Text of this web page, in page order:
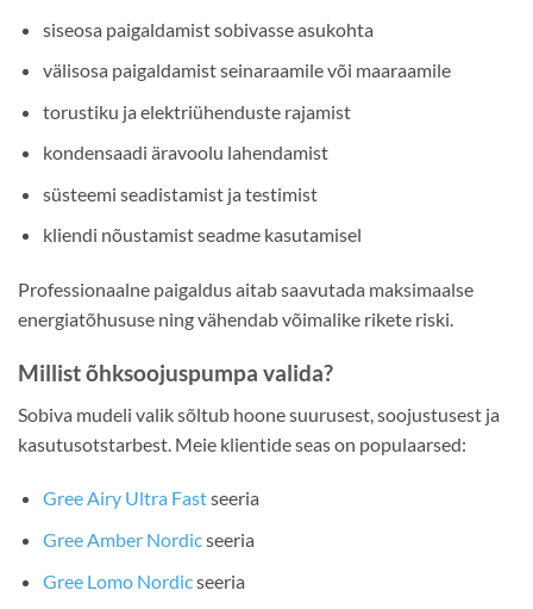
siseosa paigaldamist sobivasse asukohta
välisosa paigaldamist seinaraamile või maaraamile
torustiku ja elektriühenduste rajamist
kondensaadi äravoolu lahendamist
süsteemi seadistamist ja testimist
kliendi nõustamist seadme kasutamisel
Professionaalne paigaldus aitab saavutada maksimaalse
energiatõhususe ning vähendab võimalike rikete riski.
Millist õhksoojuspumpa valida?
Sobiva mudeli valik sõltub hoone suurusest, soojustusest ja
kasutusotstarbest. Meie klientide seas on populaarsed:
Gree Airy Ultra Fastseeria
Gree Amber Nordicseeria
Gree Lomo Nordicseeria